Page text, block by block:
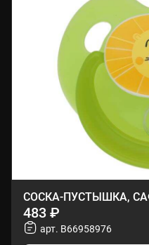
СОСКА-ПУСТЫШКА,
483 ₽
арт. B66958976